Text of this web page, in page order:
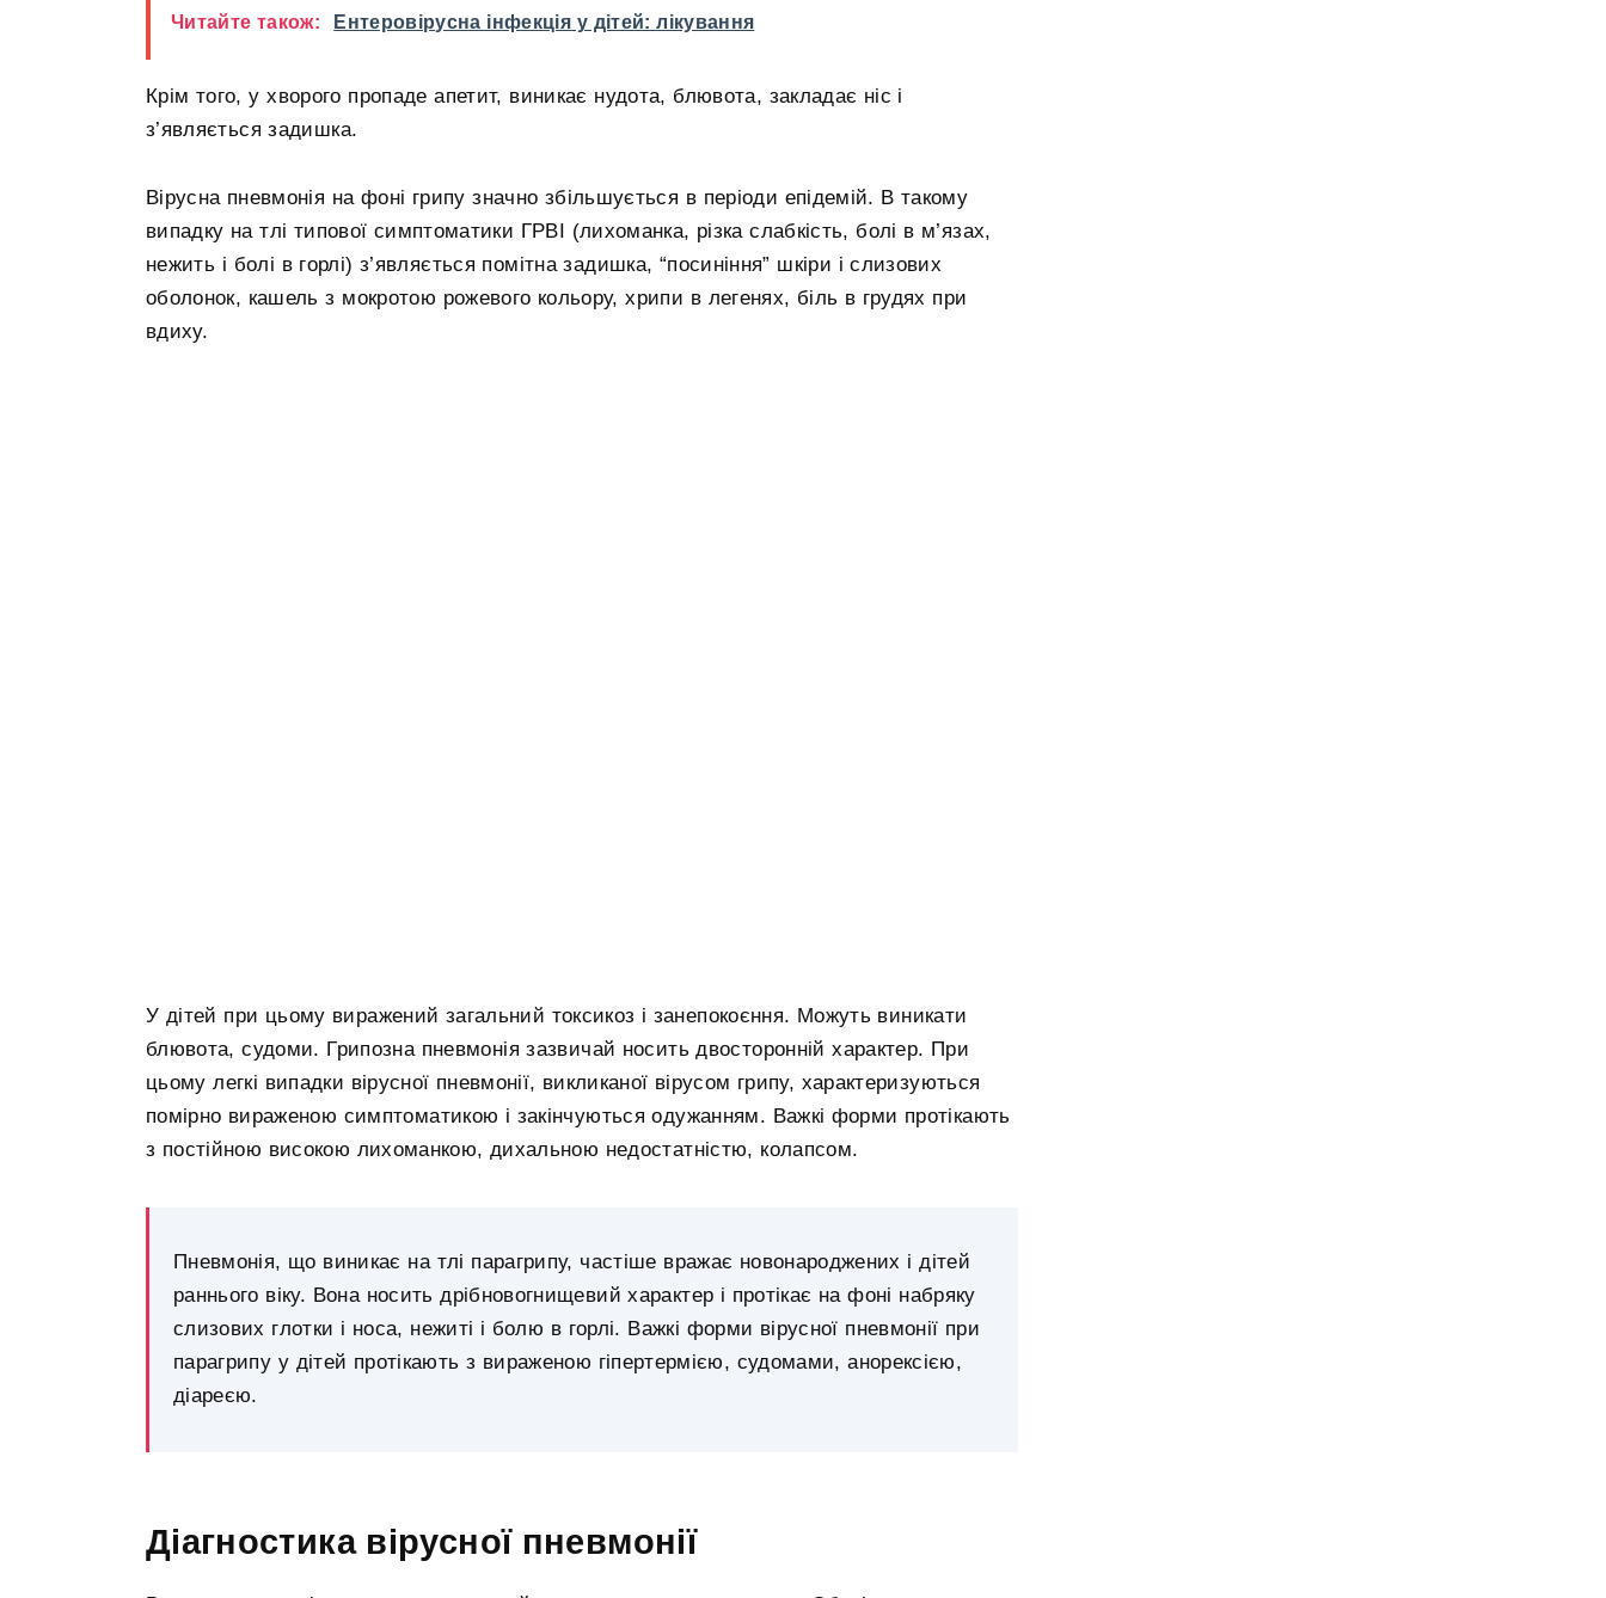
Читайте також: Ентеровірусна інфекція у дітей: лікування
Крім того, у хворого пропаде апетит, виникає нудота, блювота, закладає ніс і
з’являється задишка.
Вірусна пневмонія на фоні грипу значно збільшується в періоди епідемій. В такому
випадку на тлі типової симптоматики ГРВІ (лихоманка, різка слабкість, болі в м’язах,
нежить і болі в горлі) з’являється помітна задишка, “посиніння” шкіри і слизових
оболонок, кашель з мокротою рожевого кольору, хрипи в легенях, біль в грудях при
вдиху.
У дітей при цьому виражений загальний токсикоз і занепокоєння. Можуть виникати
блювота, судоми. Грипозна пневмонія зазвичай носить двосторонній характер. При
цьому легкі випадки вірусної пневмонії, викликаної вірусом грипу, характеризуються
помірно вираженою симптоматикою і закінчуються одужанням. Важкі форми протікають
з постійною високою лихоманкою, дихальною недостатністю, колапсом.
Пневмонія, що виникає на тлі парагрипу, частіше вражає новонароджених і дітей
раннього віку. Вона носить дрібновогнищевий характер і протікає на фоні набряку
слизових глотки і носа, нежиті і болю в горлі. Важкі форми вірусної пневмонії при
парагрипу у дітей протікають з вираженою гіпертермією, судомами, анорексією,
діареєю.
Діагностика вірусної пневмонії